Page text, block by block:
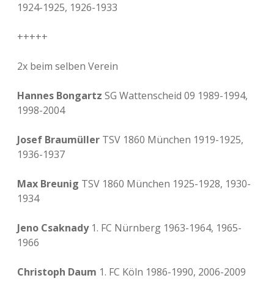
1924-1925, 1926-1933
+++++
2x beim selben Verein
Hannes Bongartz SG Wattenscheid 09 1989-1994,
1998-2004
Josef Braumüller TSV 1860 München 1919-1925,
1936-1937
Max Breunig TSV 1860 München 1925-1928, 1930-
1934
Jeno Csaknady1. FC Nürnberg 1963-1964, 1965-
1966
Christoph Daum 1. FC Köln 1986-1990, 2006-2009